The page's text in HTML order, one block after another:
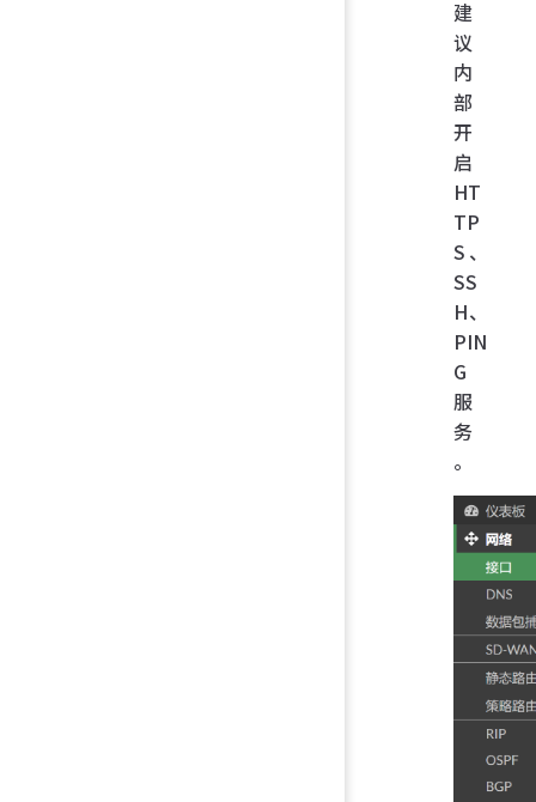
建
议
内
部
开
启
HT
TP
S、
SS
H、
PIN
G
服
务
。